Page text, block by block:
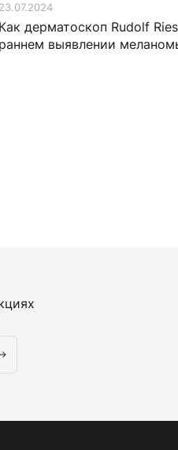
23.07.2024
Как дерматоскоп Rudolf
раннем выявлении